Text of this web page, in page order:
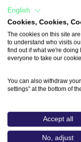
Home
Aus- und
Kompaktkurs KI:
English
Cookies, Cookies,
The cookies on this site
to understand who visits
find out if what we're
everyone to take our
You can also withdraw
settings” at the bottom of
Accept all
No, adjust